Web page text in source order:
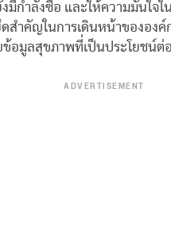
มีกำลังซื้อ และให้ความมั่นใจ
สำคัญในการเดินหน้าของอ
อมูลสุขภาพที่เป็นประโยชน์ต่
ADVERTISEMENT